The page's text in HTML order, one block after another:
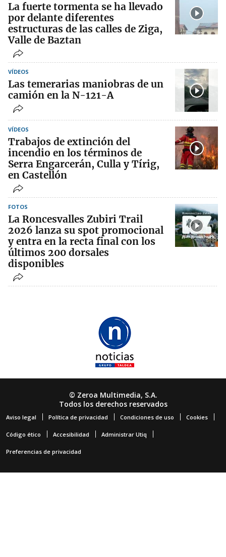
La fuerte tormenta se ha llevado
por delante diferentes
estructuras de las calles de Ziga,
Valle de Baztan
VÍDEOS
Las temerarias maniobras de un
camión en la N-121-A
VÍDEOS
Trabajos de extinción del
incendio en los términos de
Serra Engarcerán, Culla y Tírig,
en Castellón
FOTOS
La Roncesvalles Zubiri Trail
2026 lanza su spot promocional
y entra en la recta final con los
últimos 200 dorsales
disponibles
© Zeroa Multimedia, S.A.
Todos los derechos reservados
Aviso legal Política de privacidad Condiciones de uso Cookies
Código ético Accesibilidad Administrar Utiq
Preferencias de privacidad